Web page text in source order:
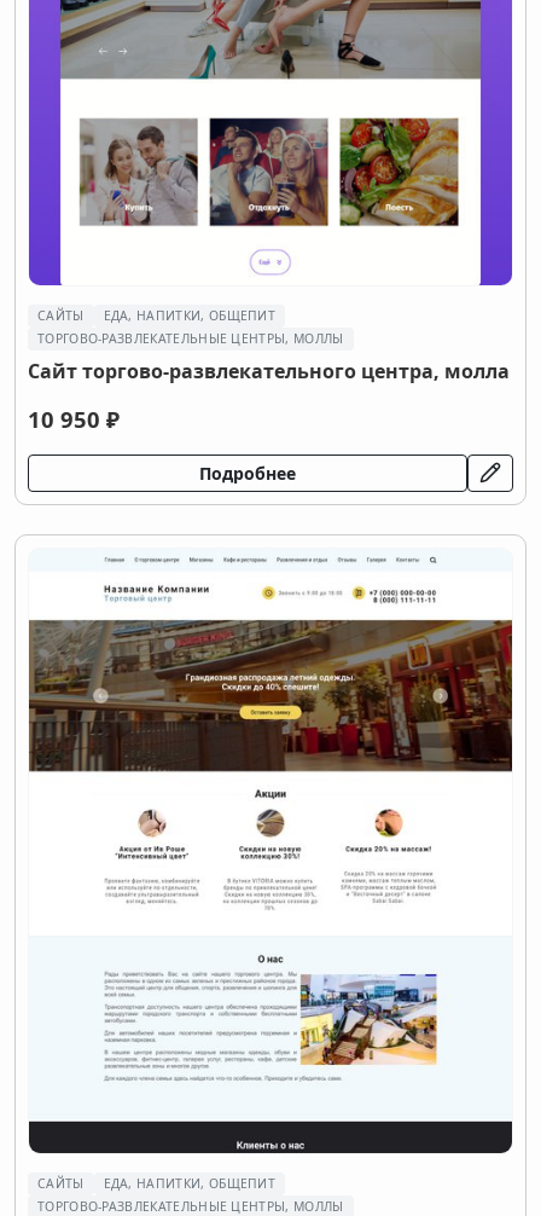
САЙТЫ
ЕДА, НАПИТКИ, ОБЩЕПИТ
ТОРГОВО-РАЗВЛЕКАТЕЛЬНЫЕ ЦЕНТРЫ, МОЛЛЫ
Сайт торгово-развлекательного центра, молла
10 950 ₽
Подробнее
САЙТЫ
ЕДА, НАПИТКИ, ОБЩЕПИТ
ТОРГОВО-РАЗВЛЕКАТЕЛЬНЫЕ ЦЕНТРЫ, МОЛЛЫ